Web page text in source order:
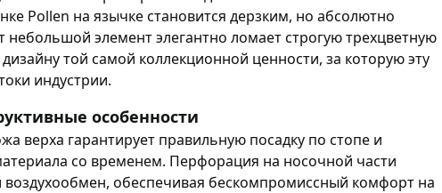
Pollen на язычке становится дерзким, но абсолютно
элемент элегантно ломает строгую трехцветную
той самой коллекционной ценности, за которую эту
индустрии.
особенности
верха гарантирует правильную посадку по стопе и
со временем. Перфорация на носочной части
воздухообмен, обеспечивая бескомпромиссный комфорт на